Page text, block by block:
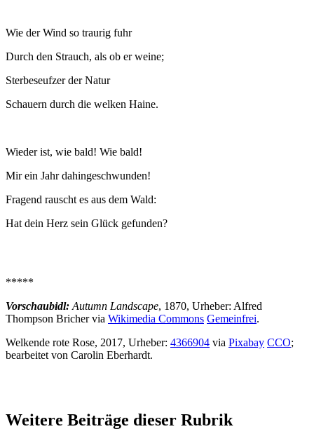
Wie der Wind so traurig fuhr
Durch den Strauch, als ob er weine;
Sterbeseufzer der Natur
Schauern durch die welken Haine.
Wieder ist, wie bald! Wie bald!
Mir ein Jahr dahingeschwunden!
Fragend rauscht es aus dem Wald:
Hat dein Herz sein Glück gefunden?
*****
Vorschaubidl: Autumn Landscape, 1870, Urheber: Alfred
Thompson Brichervia Wikimedia Commons Gemeinfrei.
Welkende rote Rose, 2017, Urheber: 4366904 via Pixabay CCO;
bearbeitet von Carolin Eberhardt.
Weitere Beiträge dieser Rubrik